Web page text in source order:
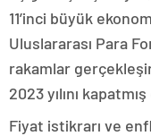
11’inci büyük
Uluslararası Para
rakamlar
2023 yılını
Fiyat istikrarı ve